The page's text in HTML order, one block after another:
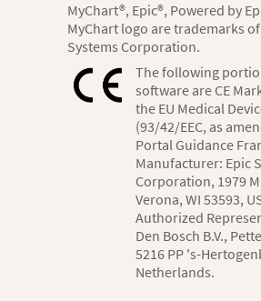
MyChart®, Epic®, Powered by
MyChart logo are trademarks
Systems Corporation.
The following
software are CE
the EU Medical
(93/42/EEC, as
Portal Guidance
Manufacturer: Epic
Corporation, 1979
Verona, WI 53593,
Authorized
Den Bosch B.V.,
5216 PP 's-
Netherlands.